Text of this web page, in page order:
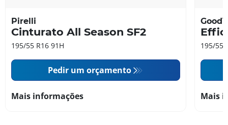
Pirelli
Cinturato All Season SF2
195/55 R16 91H
Pedir um orçamento
Mais informações
195/55
Mais